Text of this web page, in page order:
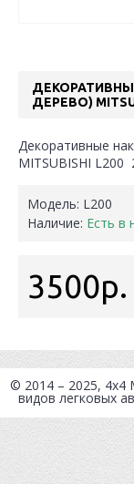
ДЕРЕВО)
Декоративные
MITSUBISHI L200
Модель: L200
Наличие: Есть в
3500р.
© 2014 – 2025, 4x4
видов легковых